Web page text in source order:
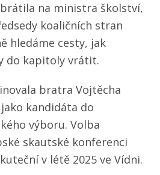
na ministra školství,
koaličních stran
hledáme cesty, jak
do kapitoly vrátit.
bratra Vojtěcha
kandidáta do
výboru. Volba
skautské konferenci
v létě 2025 ve Vídni.